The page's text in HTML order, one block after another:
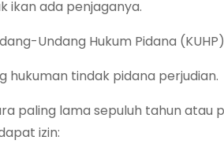
ikan ada penjaganya.
Undang Hukum Pidana
hukuman tindak pidana perjudian.
paling lama sepuluh tahun atau
izin: